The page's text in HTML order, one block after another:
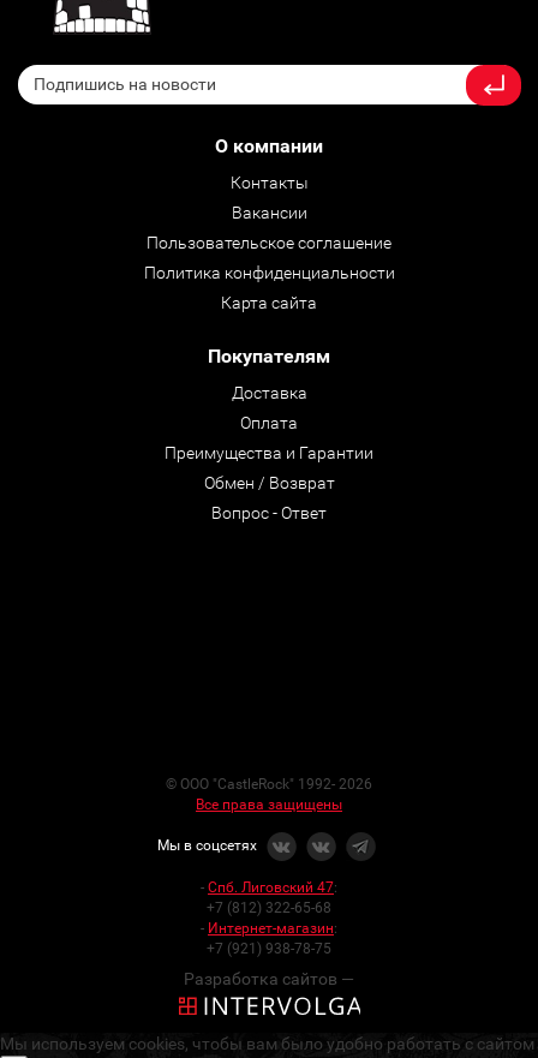
О компании
Контакты
Вакансии
Пользовательское соглашение
Политика конфиденциальности
Карта сайта
Покупателям
Доставка
Оплата
Преимущества и Гарантии
Обмен / Возврат
Вопрос - Ответ
© ООО "CastleRock" 1992- 2026
Все права защищены
Мы в соцсетях
- Спб. Лиговский 47:
+7 (812) 322-65-68
- Интернет-магазин:
+7 (921) 938-78-75
Разработка сайтов —
Мы используем cookies, чтобы вам было удобно работать с сайтом